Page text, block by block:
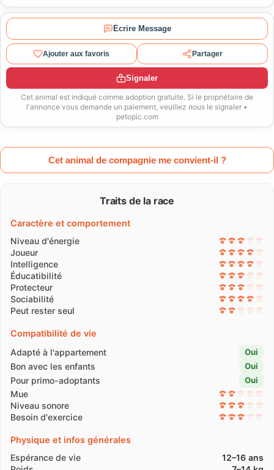
Écrire Message
Ajouter aux favoris Partager
Signaler
Cet animal est indiqué comme adoption gratuite. Si le propriétaire de
l'annonce vous demande un paiement, veuillez nous le signaler •
petopic.com
Cet animal de compagnie me convient-il ?
Traits de la race
Caractère et comportement
Niveau d'énergie
Joueur
Intelligence
Éducatibilité
Protecteur
Sociabilité
Peut rester seul
Compatibilité de vie
Adapté à l'appartement
Oui
Bon avec les enfants Oui
Pour primo-adoptants Oui
Mue
Niveau sonore
Besoin d'exercice
Physique et infos générales
Espérance de vie
12–16 ans